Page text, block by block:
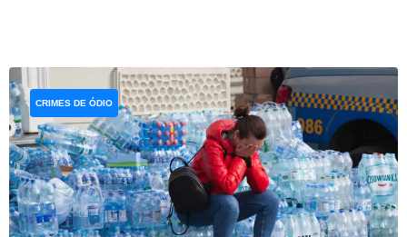
CRIMES DE ÓDIO